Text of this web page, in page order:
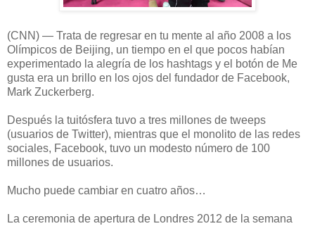
(CNN) — Trata de regresar en tu mente al año 2008 a los
Olímpicos de Beijing, un tiempo en el que pocos habían
experimentado la alegría de los hashtags y el botón de Me
gusta era un brillo en los ojos del fundador de Facebook,
Mark Zuckerberg.
Después la tuitósfera tuvo a tres millones de tweeps
(usuarios de Twitter), mientras que el monolito de las redes
sociales, Facebook, tuvo un modesto número de 100
millones de usuarios.
Mucho puede cambiar en cuatro años…
La ceremonia de apertura de Londres 2012 de la semana